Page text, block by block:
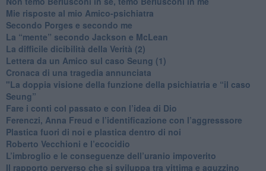
​Mie risposte al mio Amico-psichiatra
​Secondo Porges e secondo me
​La “mente” secondo Jackson e McLean
La difficile dicibilità della Verità (2)
​Lettera da un Amico sul caso Seung (1)
​Cronaca di una tragedia annunciata
"​La doppia visione della funzione della psichiatria e “il caso
Seung”
​Fare i conti col passato e con l’idea di Dio
​Ferenczi, Anna Freud e l’identificazione con l’aggresssore
Plastica fuori di noi e plastica dentro di noi
​Roberto Vecchioni e l’ecocidio
​L’imbroglio e le conseguenze dell’uranio impoverito
​Il rapporto perverso che si sviluppa tra vittima e aguzzino